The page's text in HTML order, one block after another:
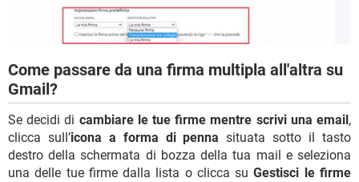
Come passare da una firma multipla all'altra su
Gmail?
Se decidi di cambiare le tue firme mentre scrivi una email ,
clicca sull’icona a forma di penna situata sotto il tasto
destro della schermata di bozza della tua mail e seleziona
una delle tue firme dalla lista o clicca suGestisci le firme